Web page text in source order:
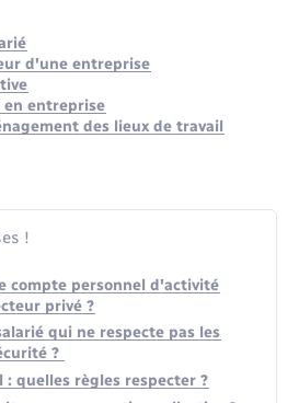
d'une entreprise
en entreprise
des lieux de travail
!
compte personnel d'activité
privé ?
qui ne respecte pas les
?
: quelles règles respecter ?